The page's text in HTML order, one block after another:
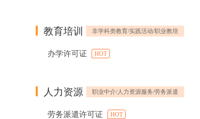
教育培训 非学科类教育/实践活动/职业教培
办学许可证 HOT
人力资源 职业中介/人力资源服务/劳务派遣
劳务派遣许可证 HOT